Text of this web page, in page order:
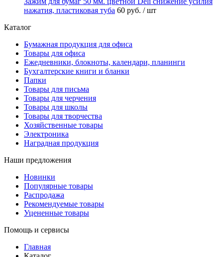
нажатия, пластиковая туба 60 руб. / шт
Каталог
Бумажная продукция для офиса
Товары для офиса
Ежедневники, блокноты, календари, планинги
Бухгалтерские книги и бланки
Папки
Товары для письма
Товары для черчения
Товары для школы
Товары для творчества
Хозяйственные товары
Электроника
Наградная продукция
Наши предложения
Новинки
Популярные товары
Распродажа
Рекомендуемые товары
Уцененные товары
Помощь и сервисы
Главная